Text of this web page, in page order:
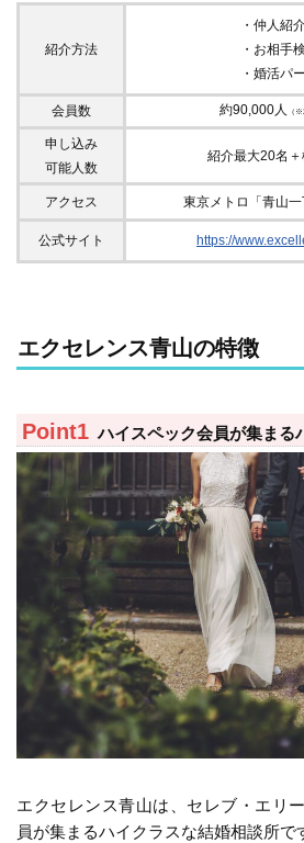
紹介方法
・仲人紹
・お相手
・婚活パ
会員数 約90,000人 （
申し込み
可能人数
紹介最大20名
アクセス 東京メトロ「青山
公式サイト https://
エクセレンス青山の特徴
ハイスペック会員が集まる
エクセレンス青山は、セレブ・エリ
員が集まるハイクラスな結婚相談所で